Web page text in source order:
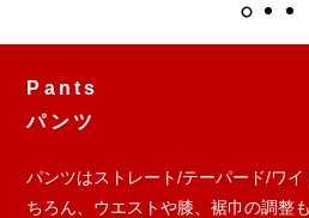
Pants
パンツ
パンツはストレート/テーパード/ワ
ちろん、ウエストや膝、裾巾の調整